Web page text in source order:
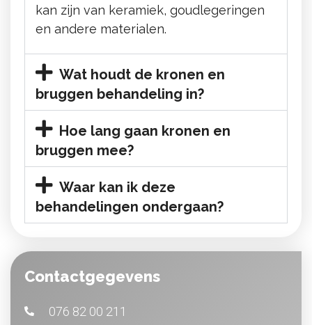
kan zijn van keramiek, goudlegeringen
en andere materialen.
Wat houdt de kronen en
bruggen behandeling in?
Hoe lang gaan kronen en
bruggen mee?
Waar kan ik deze
behandelingen ondergaan?
Contactgegevens
076 82 00 211